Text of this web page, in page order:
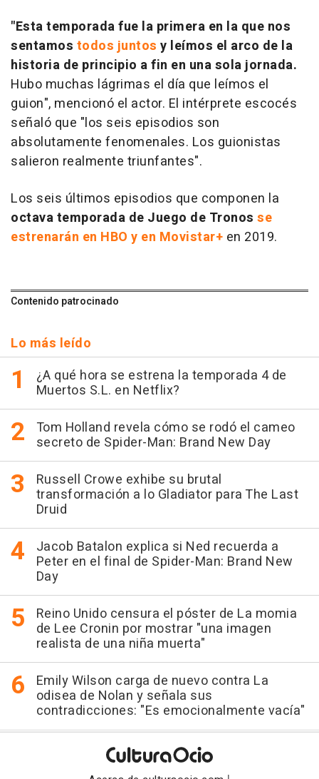
"Esta temporada fue la primera en la que nos
sentamos todos juntos y leímos el arco de la
historia de principio a fin en una sola jornada.
Hubo muchas lágrimas el día que leímos el
guion", mencionó el actor. El intérprete escocés
señaló que "los seis episodios son
absolutamente fenomenales. Los guionistas
salieron realmente triunfantes".
Los seis últimos episodios que componen la
octava temporada de Juego de Tronos se
estrenarán en HBO y en Movistar+ en 2019.
Contenido patrocinado
Lo más leído
¿A qué hora se estrena la temporada 4 de
Muertos S.L. en Netflix?
Tom Holland revela cómo se rodó el cameo
secreto de Spider-Man: Brand New Day
Russell Crowe exhibe su brutal
transformación a lo Gladiator para The Last
Druid
Jacob Batalon explica si Ned recuerda a
Peter en el final de Spider-Man: Brand New
Day
Reino Unido censura el póster de La momia
de Lee Cronin por mostrar "una imagen
realista de una niña muerta"
Emily Wilson carga de nuevo contra La
odisea de Nolan y señala sus
contradicciones: "Es emocionalmente vacía"